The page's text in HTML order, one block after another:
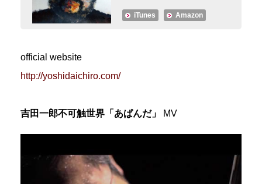
iTunes Amazon
official website
http://yoshidaichiro.com/
‪吉田一郎不可触世界「あぱんだ‬」 MV